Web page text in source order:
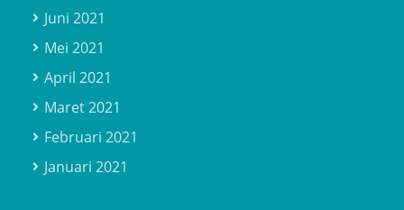
Juni 2021
Mei 2021
April 2021
Maret 2021
Februari 2021
Januari 2021